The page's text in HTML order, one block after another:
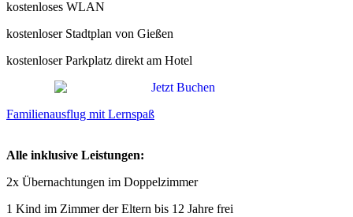
kostenloses WLAN
kostenloser Stadtplan von Gießen
kostenloser Parkplatz direkt am Hotel
Familienausflug mit Lernspaß
Alle inklusive Leistungen:
2x Übernachtungen im Doppelzimmer
1 Kind im Zimmer der Eltern bis 12 Jahre frei